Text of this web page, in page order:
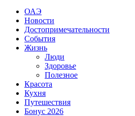
ОАЭ
Новости
Достопримечательности
События
Жизнь
Люди
Здоровье
Полезное
Красота
Кухня
Путешествия
Бонус 2026